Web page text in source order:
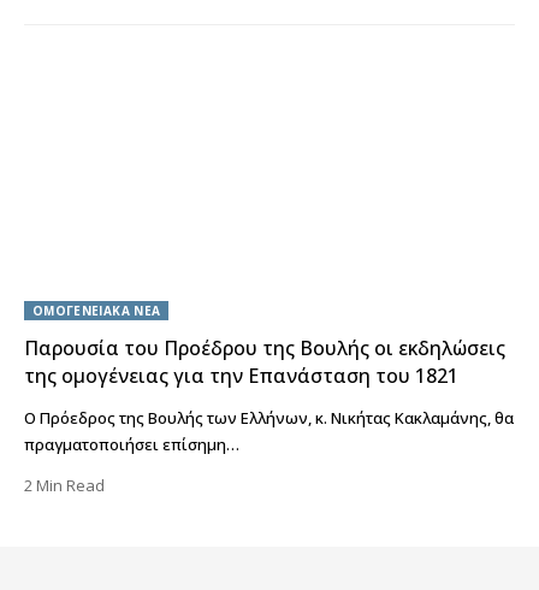
ΟΜΟΓΕΝΕΙΑΚΑ ΝΕΑ
Παρουσία του Προέδρου της Βουλής οι εκδηλώσεις
της ομογένειας για την Επανάσταση του 1821
Ο Πρόεδρος της Βουλής των Ελλήνων, κ. Νικήτας Κακλαμάνης, θα
πραγματοποιήσει επίσημη…
2 Min Read